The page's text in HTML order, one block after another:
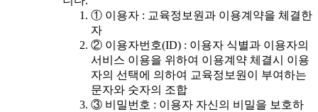
① 이용자 : 교육정보원과 이용계약을 체결한
자
② 이용자번호(ID) : 이용자 식별과 이용자의
서비스 이용을 위하여 이용계약 체결시 이용
자의 선택에 의하여 교육정보원이 부여하는
문자와 숫자의 조합
③ 비밀번호 : 이용자 자신의 비밀을 보호하